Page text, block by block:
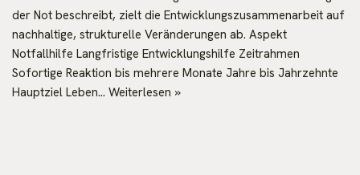
der Not beschreibt, zielt die Entwicklungszusammenarbeit auf
nachhaltige, strukturelle Veränderungen ab. Aspekt
Notfallhilfe Langfristige Entwicklungshilfe Zeitrahmen
Sofortige Reaktion bis mehrere Monate Jahre bis Jahrzehnte
Hauptziel Leben… Weiterlesen »